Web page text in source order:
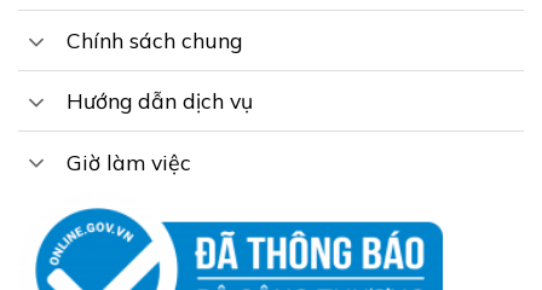
Ai Nên Dùng VIÊN KHỚP TƯỜNG NIÊN:
Người nhức mỏi khớp & khó vận động do thoái hóa
Chính sách chung
Hướng dẫn dịch vụ
Giờ làm việc